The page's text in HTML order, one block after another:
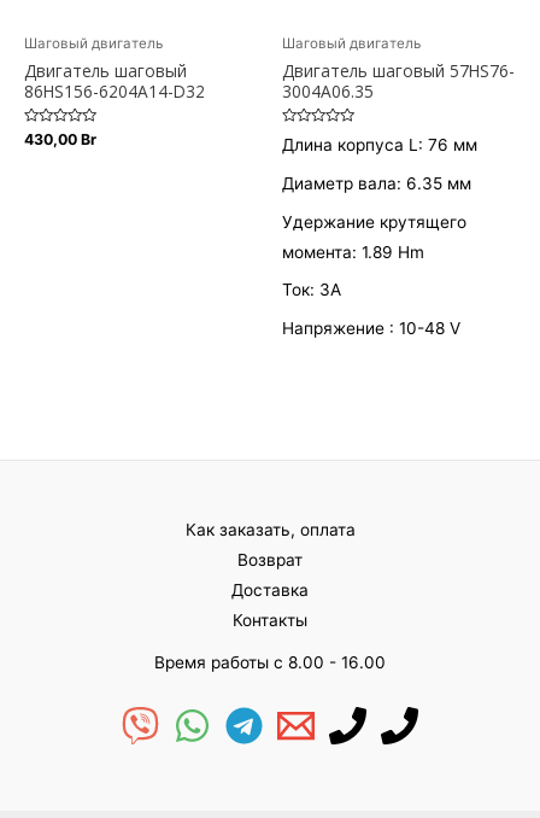
Шаговый двигатель
Двигатель шаговый
86HS156-6204A14-D32
Оценка
0
430,00 Br
Шаговый двигатель
Двигатель шаговый 57HS76-
3004A06.35
Оценка
0
5
Длина корпуса L: 76 мм
Диаметр вала: 6.35 мм
Удержание крутящего
момента: 1.89 Hm
Ток: 3А
Напряжение : 10-48 V
Как заказать, оплата
Возврат
Доставка
Контакты
Время работы с 8.00 - 16.00